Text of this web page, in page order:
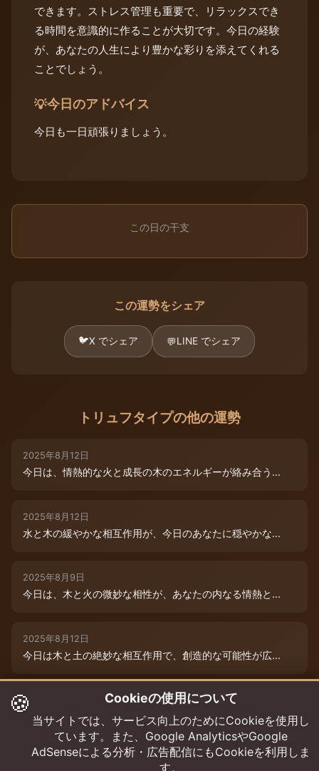
できます。ストレス管理も重要で、リラックスでき
る時間を意識的に作ることが大切です。今日の経験
が、あなたの人生により豊かな彩りを添えてくれる
ことでしょう。
💡今日のアドバイス
今日も一日頑張りましょう。
この日の干支
この運勢をシェア
🐦X でシェア 💬LINE でシェア
トリュフタイプの他の運勢
2025年8月12日
今日は、情熱的な火と成長の木のエネルギーが絡み合う...
2025年8月12日
水と木の緩やかな相互作用が、今日のあなたに穏やかな...
2025年8月9日
今日は、木と火の微妙な相性が、あなたの内なる情熱と...
2025年8月12日
今日は木と土の絶妙な相互作用で、創造的な可能性が広...
2025年8月12日
今日は、燃えるような情熱と成長のエネルギーに満ちた...
🍪 Cookieの使用について
当サイトでは、サービス向上のためにCookieを使用し
ています。また、Google AnalyticsやGoogle
AdSenseによる分析・広告配信にもCookieを利用しま
す。